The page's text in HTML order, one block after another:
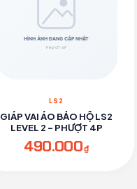
LS2
GIÁP VAI ÁO BẢO HỘ LS2
LEVEL 2 - PHƯỢT 4P
490.000₫